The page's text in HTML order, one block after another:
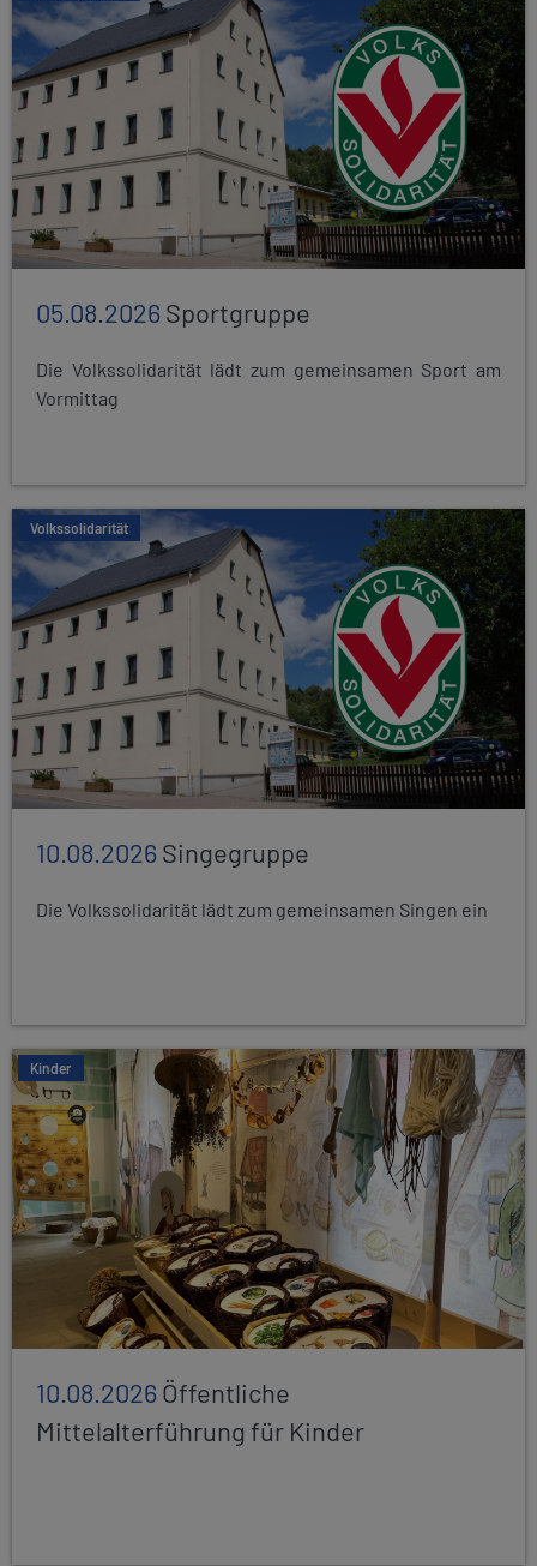
05.08.2026Sportgruppe
Die Volkssolidarität lädt zum gemeinsamen Sport am
Vormittag
Volkssolidarität
10.08.2026Singegruppe
Die Volkssolidarität lädt zum gemeinsamen Singen ein
Kinder
10.08.2026Öffentliche
Mittelalterführung für Kinder